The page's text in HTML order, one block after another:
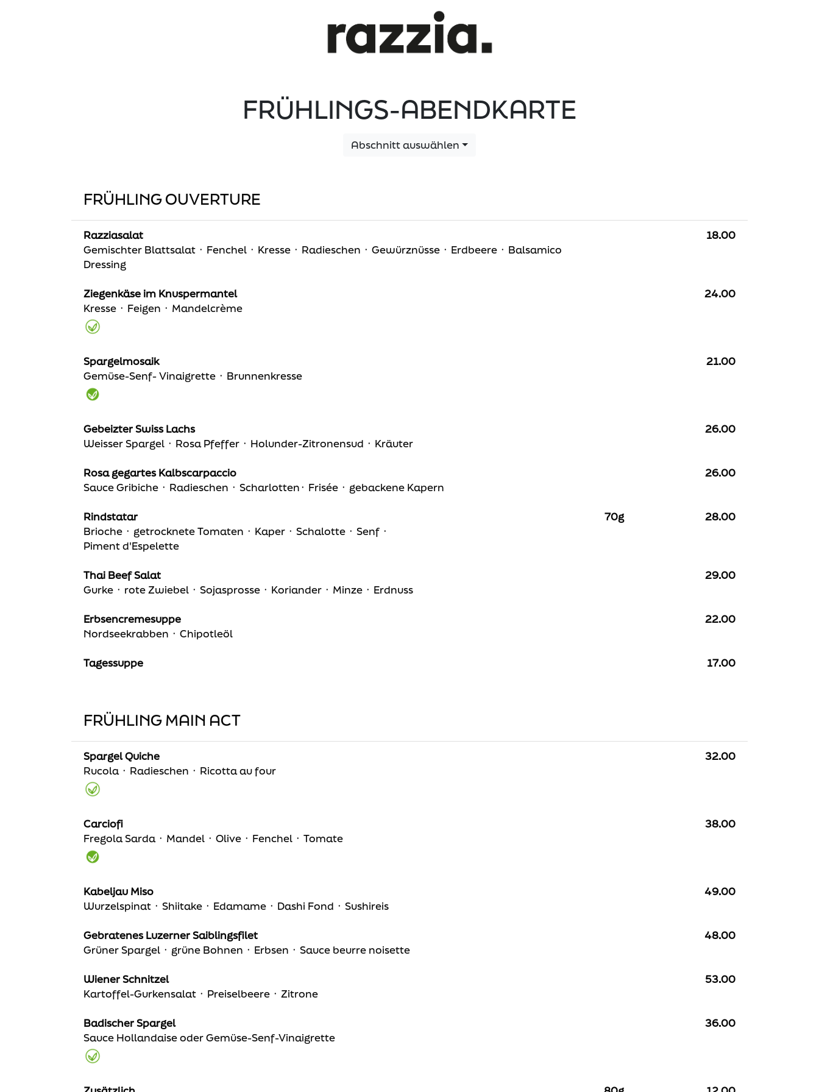
FRÜHLINGS-ABENDKARTE
Abschnitt auswählen
FRÜHLING OUVERTURE
Razziasalat
Gemischter Blattsalat ᛫ Fenchel ᛫ Kresse ᛫ Radieschen ᛫ Gewürznüsse ᛫ Erdbeere ᛫ Balsamico
Dressing
18.00
Ziegenkäse im Knuspermantel
Kresse ᛫ Feigen ᛫ Mandelcrème
24.00
Spargelmosaik
Gemüse-Senf- Vinaigrette ᛫ Brunnenkresse
21.00
Gebeizter Swiss Lachs
Weisser Spargel ᛫ Rosa Pfeffer ᛫ Holunder-Zitronensud ᛫ Kräuter
26.00
Rosa gegartes Kalbscarpaccio
Sauce Gribiche ᛫ Radieschen ᛫ Scharlotten᛫ Frisée ᛫ gebackene Kapern
26.00
Rindstatar
Brioche ᛫ getrocknete Tomaten ᛫ Kaper ᛫ Schalotte ᛫ Senf ᛫
Piment d'Espelette
70g 28.00
Thai Beef Salat
Gurke ᛫ rote Zwiebel ᛫ Sojasprosse ᛫ Koriander ᛫ Minze ᛫ Erdnuss
29.00
Erbsencremesuppe
Nordseekrabben ᛫ Chipotleöl
22.00
Tagessuppe 17.00
FRÜHLING MAIN ACT
Spargel Quiche
Rucola ᛫ Radieschen ᛫ Ricotta au four
32.00
Carciofi
Fregola Sarda ᛫ Mandel ᛫ Olive ᛫ Fenchel ᛫ Tomate
38.00
Kabeljau Miso
Wurzelspinat ᛫ Shiitake ᛫ Edamame ᛫ Dashi Fond ᛫ Sushireis
49.00
Gebratenes Luzerner Saiblingsfilet
Grüner Spargel ᛫ grüne Bohnen ᛫ Erbsen ᛫ Sauce beurre noisette
48.00
Wiener Schnitzel
Kartoffel-Gurkensalat ᛫ Preiselbeere ᛫ Zitrone
53.00
Badischer Spargel
Sauce Hollandaise oder Gemüse-Senf-Vinaigrette
36.00